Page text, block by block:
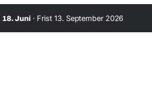
18. Juni · Frist 13. September 2026